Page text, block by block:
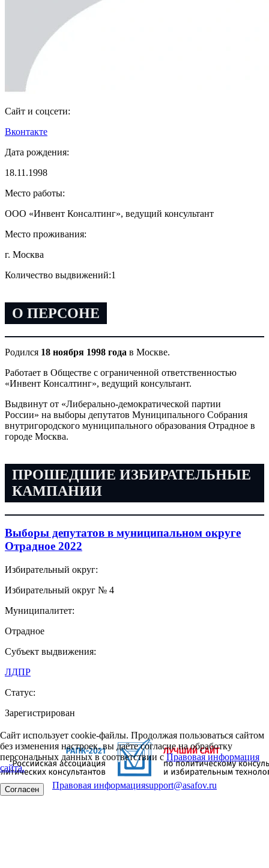
Сайт и соцсети:
Вконтакте
Дата рождения:
18.11.1998
Место работы:
ООО «Инвент Консалтинг», ведущий консультант
Место проживания:
г. Москва
Количество выдвижений:1
О ПЕРСОНЕ
Родился 18 ноября 1998 года в Москве.
Работает в Обществе с ограниченной ответственностью
«Инвент Консалтинг», ведущий консультант.
Выдвинут от «Либерально-демократической партии
России» на выборы депутатов Муниципального Собрания
внутригородского муниципального образования Отрадное в
городе Москва.
ПРОШЕДШИЕ ИЗБИРАТЕЛЬНЫЕ
КАМПАНИИ
Выборы депутатов в муниципальном округе
Отрадное 2022
Избирательный округ:
Избирательный округ № 4
Муниципалитет:
Отрадное
Субъект выдвижения:
ЛДПР
Статус:
Зарегистрирован
Сайт использует cookie-файлы. Продолжая пользоваться сайтом
без изменения настроек, вы даёте согласие на обработку
персональных данных в соответствии сПравовая информация
сайта.
Согласен Правовая информацияsupport@asafov.ru